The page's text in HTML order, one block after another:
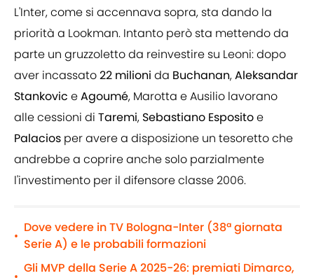
L'Inter, come si accennava sopra, sta dando la
priorità a Lookman. Intanto però sta mettendo da
parte un gruzzoletto da reinvestire su Leoni: dopo
aver incassato22 milioni da Buchanan,Aleksandar
Stankovic eAgoumé, Marotta e Ausilio lavorano
alle cessioni di Taremi, Sebastiano Espositoe
Palacios per avere a disposizione un tesoretto che
andrebbe a coprire anche solo parzialmente
l'investimento per il difensore classe 2006.
•
Dove vedere in TV Bologna-Inter (38ª giornata
Serie A) e le probabili formazioni
Gli MVP della Serie A 2025-26: premiati Dimarco,